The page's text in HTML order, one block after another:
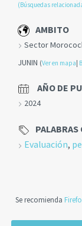
(Búsquedas
AMBITO
Sector
JUNIN (Ver en mapa
AÑO DE
2024
PALABRAS
Evaluación,
Se recomienda